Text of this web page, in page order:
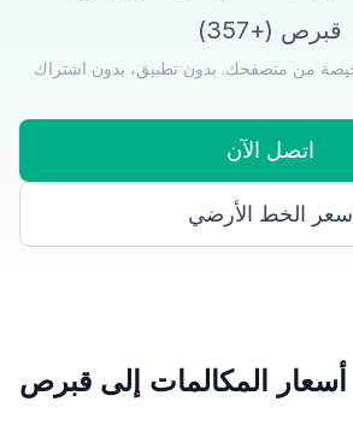
قبرص (+357)
اتصل الآن
سعر الخط الأرضي
أسعار المكالمات إلى قبرص